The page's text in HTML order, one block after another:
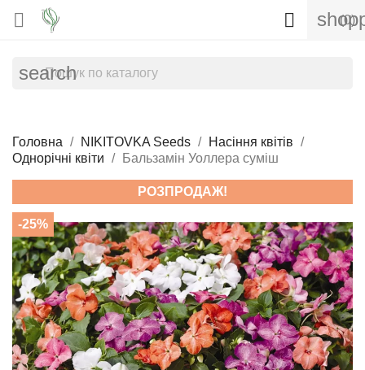
 (0)

search
Головна NIKITOVKA Seeds
Насіння квітів
Однорічні квіти
Бальзамін Уоллера суміш
РОЗПРОДАЖ!
-25%